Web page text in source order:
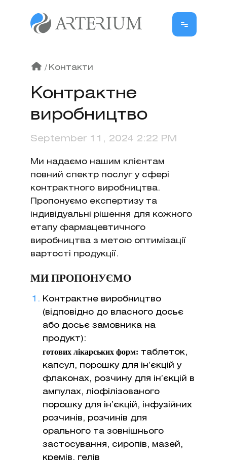
/ Контакти
Контрактне
виробництво
September 11, 2024 2:22 PM
Ми надаємо нашим клієнтам
повний спектр послуг у сфері
контрактного виробництва.
Пропонуємо експертизу та
індивідуальні рішення для кожного
етапу фармацевтичного
виробництва з метою оптимізації
вартості продукції.
МИ ПРОПОНУЄМО
Контрактне виробництво
(відповідно до власного досьє
або досьє замовника на
продукт):
готових лікарських форм: таблеток,
капсул, порошку для ін’єкцій у
флаконах, розчину для ін’єкцій в
ампулах, ліофілізованого
порошку для ін’єкцій, інфузійних
розчинів, розчинів для
орального та зовнішнього
застосування, сиропів, мазей,
кремів, гелів